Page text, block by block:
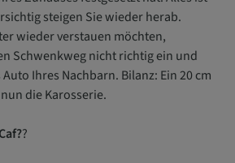
steigen Sie wieder herab.
wieder verstauen möchten,
Schwenkweg nicht richtig ein und
Ihres Nachbarn. Bilanz: Ein 20 cm
die Karosserie.
?